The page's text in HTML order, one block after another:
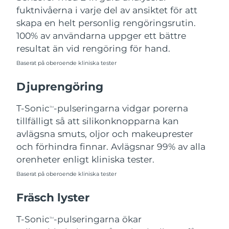
fuktnivåerna i varje del av ansiktet för att
skapa en helt personlig rengöringsrutin.
100% av användarna uppger ett bättre
resultat än vid rengöring för hand.
Baserat på oberoende kliniska tester
Djuprengöring
T-SonicTM-pulseringarna vidgar porerna
tillfälligt så att silikonknopparna kan
avlägsna smuts, oljor och makeuprester
och förhindra finnar. Avlägsnar 99% av alla
orenheter enligt kliniska tester.
Baserat på oberoende kliniska tester
Fräsch lyster
T-SonicTM-pulseringarna ökar
Filippinerna Förväntad leverans8/11/26
Polen Förväntad leverans
Portugal
Puerto Rico
Qatar Förväntad leverans
Réunion Förväntad leverans
Rumänien Förväntad leverans
Ryssland
Saudiarabien
Singapore 8/10/26